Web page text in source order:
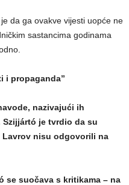
da ga ovakve vijesti uopće ne
sastancima godinama
i propaganda”
nazivajući ih
Szijjártó je tvrdio da su
Lavrov nisu odgovorili na
se suočava s kritikama – na